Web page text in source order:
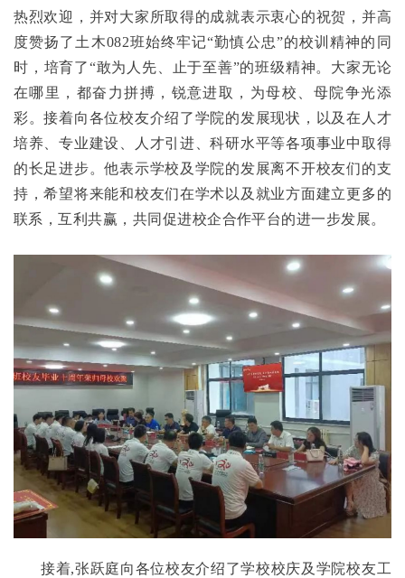
热烈欢迎，并对大家所取得的成就表示衷心的祝贺，并高
度赞扬了土木082班始终牢记“勤慎公忠”的校训精神的同
时，培育了“敢为人先、止于至善”的班级精神。大家无论
在哪里，都奋力拼搏，锐意进取，为母校、母院争光添
彩。接着向各位校友介绍了学院的发展现状，以及在人才
培养、专业建设、人才引进、科研水平等各项事业中取得
的长足进步。他表示学校及学院的发展离不开校友们的支
持，希望将来能和校友们在学术以及就业方面建立更多的
联系，互利共赢，共同促进校企合作平台的进一步发展。
接着,张跃庭向各位校友介绍了学校校庆及学院校友工